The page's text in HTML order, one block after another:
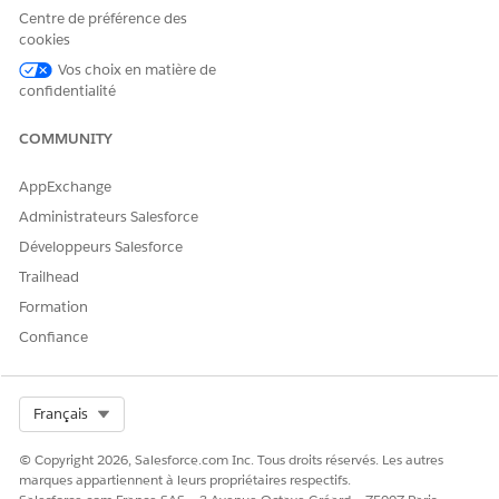
Configuration du panneau de présentation
Le panneau de présentation affiche les métriques clés en
haut d'un enregistrement.
Configuration d'onglets et de composants
composants personnalisés dans des onglets spécifiques,
gère les vues d'enregistrements multi-objets, les activités
associées, les enquêtes, les dépenses et les évaluations.
Dites-nous ce que nous pouvons améliorer !
Centre de préférence des
cookies
Vos choix en matière de
confidentialité
COMMUNITY
AppExchange
Administrateurs Salesforce
Développeurs Salesforce
Trailhead
Formation
Confiance
Français
© Copyright 2026, Salesforce.com Inc. Tous droits réservés. Les autres
marques appartiennent à leurs propriétaires respectifs.